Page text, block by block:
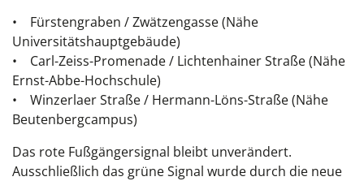
• Fürstengraben / Zwätzengasse (Nähe
Universitätshauptgebäude)
• Carl-Zeiss-Promenade / Lichtenhainer Straße (Nähe
Ernst-Abbe-Hochschule)
• Winzerlaer Straße / Hermann-Löns-Straße (Nähe
Beutenbergcampus)
Das rote Fußgängersignal bleibt unverändert.
Ausschließlich das grüne Signal wurde durch die neue